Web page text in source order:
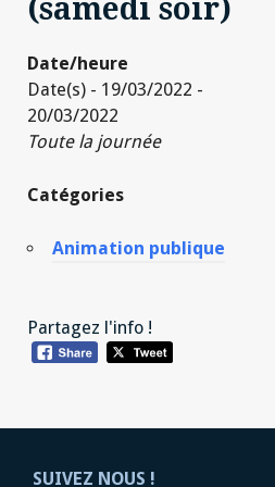
(samedi soir)
Date/heure
Date(s) - 19/03/2022 -
20/03/2022
Toute la journée
Catégories
Animation publique
Partagez l'info !
SUIVEZ NOUS !